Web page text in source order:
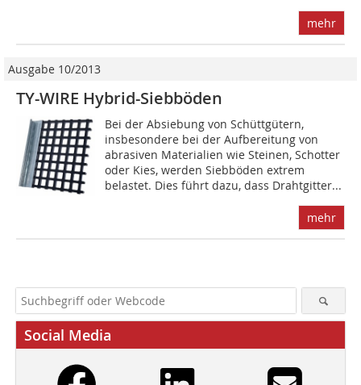
mehr
Ausgabe 10/2013
TY-WIRE Hybrid-Siebböden
Bei der Absiebung von Schüttgütern,
insbesondere bei der Aufbereitung von
abrasiven Materialien wie Steinen, Schotter
oder Kies, werden Siebböden extrem
belastet. Dies führt dazu, dass Drahtgitter...
mehr
Social Media